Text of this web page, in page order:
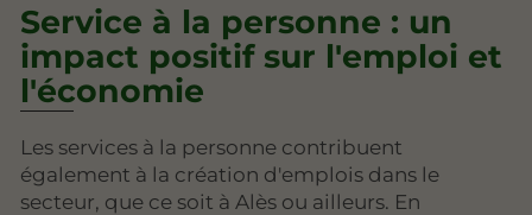
Service à la personne : un
impact positif sur l'emploi et
l'économie
Les services à la personne contribuent
également à la création d'emplois dans le
secteur, que ce soit à Alès ou ailleurs. En